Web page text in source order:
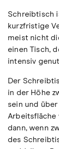
Schreibtisch
kurzfristige
meist nicht
einen Tisch,
intensiv
Der
in der Höhe
sein und
Arbeitsfläche
dann, wenn
des